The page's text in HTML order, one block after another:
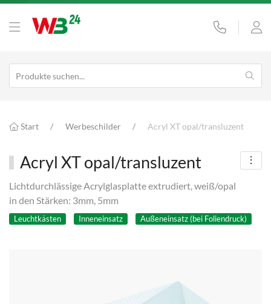
Start Werbeschilder Acryl XT opal/transluzent
Acryl XT opal/transluzent
Lichtdurchlässige Acrylglasplatte extrudiert, weiß/opal
in den Stärken: 3mm, 5mm
Leuchtkästen Inneneinsatz Außeneinsatz (bei Foliendruck)